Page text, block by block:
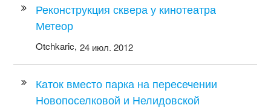
Реконструкция сквера у кинотеатра
Метеор
Otchkaric, 24 июл. 2012
Каток вместо парка на пересечении
Новопоселковой и Нелидовской